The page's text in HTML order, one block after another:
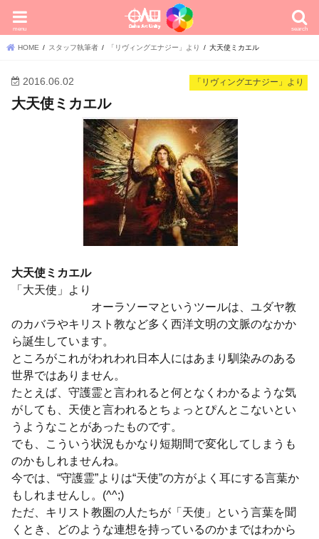
search
menu
HOME スタッフ執筆者 「リヴィングエナジー」より 大天使ミカエル
「リヴィングエナジー」より
2016.06.02
大天使ミカエル
大天使ミカエル
「大天使」より
オーラソーマというツールは、ユダヤ教
のカバラやキリスト教など多く西洋文明の文脈のなかか
ら誕生しています。
ところがこれがわれわれ日本人にはあまり馴染みのある
世界ではありません。
たとえば、守護霊と言われると何となくわかるような気
がしても、天使と言われるとちょっとぴんとこないとい
うようなことがあったものです。
でも、こういう状況もかなり短期間で変化してしまうも
のかもしれませんね。
今では、“守護霊”よりは“天使”の方がよく耳にする言葉か
もしれませんし。(^^;)
ただ、キリスト教圏の人たちが「天使」という言葉を聞
くとき、どのような連想を持っているのかまではわから